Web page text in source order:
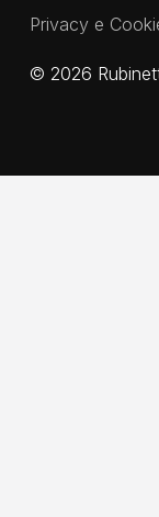
Privacy e
© 2026